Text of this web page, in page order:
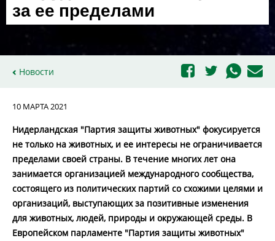
за ее пределами
Новости
10 МАРТА 2021
Нидерландская "Партия защиты животных" фокусируется
не только на животных, и ее интересы не ограничивается
пределами своей страны. В течение многих лет она
занимается организацией международного сообщества,
состоящего из политических партий со схожими целями и
организаций, выступающих за позитивные изменения
для животных, людей, природы и окружающей среды. В
Европейском парламенте "Партия защиты животных"